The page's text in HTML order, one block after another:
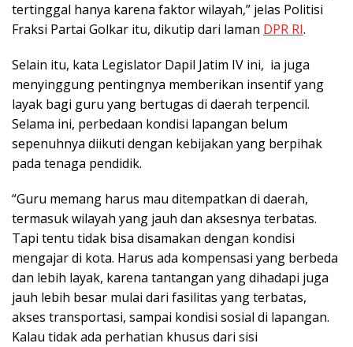
tertinggal hanya karena faktor wilayah,” jelas Politisi
Fraksi Partai Golkar itu, dikutip dari laman DPR RI.
Selain itu, kata Legislator Dapil Jatim IV ini, ia juga
menyinggung pentingnya memberikan insentif yang
layak bagi guru yang bertugas di daerah terpencil.
Selama ini, perbedaan kondisi lapangan belum
sepenuhnya diikuti dengan kebijakan yang berpihak
pada tenaga pendidik.
“Guru memang harus mau ditempatkan di daerah,
termasuk wilayah yang jauh dan aksesnya terbatas.
Tapi tentu tidak bisa disamakan dengan kondisi
mengajar di kota. Harus ada kompensasi yang berbeda
dan lebih layak, karena tantangan yang dihadapi juga
jauh lebih besar mulai dari fasilitas yang terbatas,
akses transportasi, sampai kondisi sosial di lapangan.
Kalau tidak ada perhatian khusus dari sisi